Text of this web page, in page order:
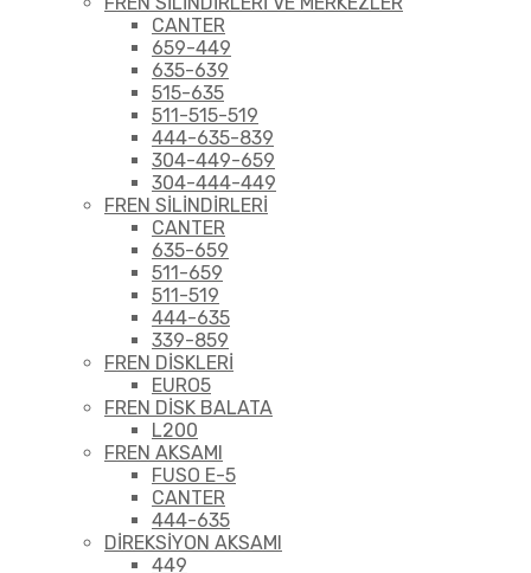
CANTER
659-449
635-639
515-635
511-515-519
444-635-839
304-449-659
304-444-449
FREN SİLİNDİRLERİ
CANTER
635-659
511-659
511-519
444-635
339-859
FREN DİSKLERİ
EURO5
FREN DİSK BALATA
L200
FREN AKSAMI
FUSO E-5
CANTER
444-635
DİREKSİYON AKSAMI
449